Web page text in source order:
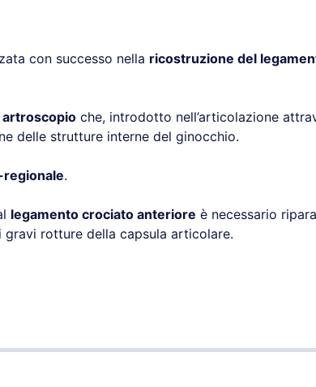
con successo nella ricostruzione del
artroscopioche, introdotto nell’articolazione
delle strutture interne del ginocchio.
.
legamento crociato anteriore è necessario
rotture della capsula articolare.